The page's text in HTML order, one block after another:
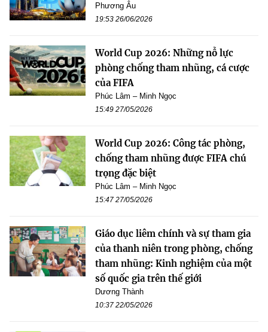
Phương Âu
19:53 26/06/2026
World Cup 2026: Những nỗ lực
phòng chống tham nhũng, cá cược
của FIFA
Phúc Lâm – Minh Ngọc
15:49 27/05/2026
World Cup 2026: Công tác phòng,
chống tham nhũng được FIFA chú
trọng đặc biệt
Phúc Lâm – Minh Ngọc
15:47 27/05/2026
Giáo dục liêm chính và sự tham gia
của thanh niên trong phòng, chống
tham nhũng: Kinh nghiệm của một
số quốc gia trên thế giới
Dương Thành
10:37 22/05/2026